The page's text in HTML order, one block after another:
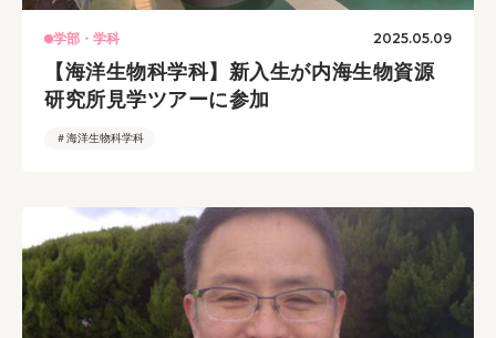
学部・学科 2025.05.09
【海洋生物科学科】新入生が内海生物資源
研究所見学ツアーに参加
＃海洋生物科学科